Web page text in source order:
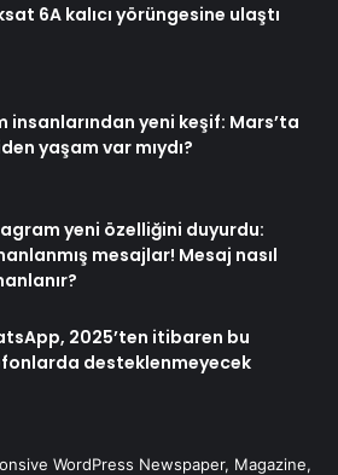
6A kalıcı yörüngesine ulaştı
insanlarından yeni keşif: Mars’ta
yaşam var mıydı?
yeni özelliğini duyurdu:
mesajlar! Mesaj nasıl
2025’ten itibaren bu
desteklenmeyecek
WordPress Newspaper, Magazine,